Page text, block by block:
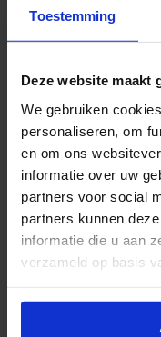
Toestemming
Deze website maakt
We gebruiken
personaliseren, om
en om ons
informatie over uw
partners voor social
partners kunnen
informatie die u aan
verzameld op basis
Wil je meer weten of
Co-creatie
kunstenaar tot
een intensief
op de
familieleden en
handvatten om
Nirav Christophe,
verzorgers van het
training, zodat
met de patiënt iets
het creatieve